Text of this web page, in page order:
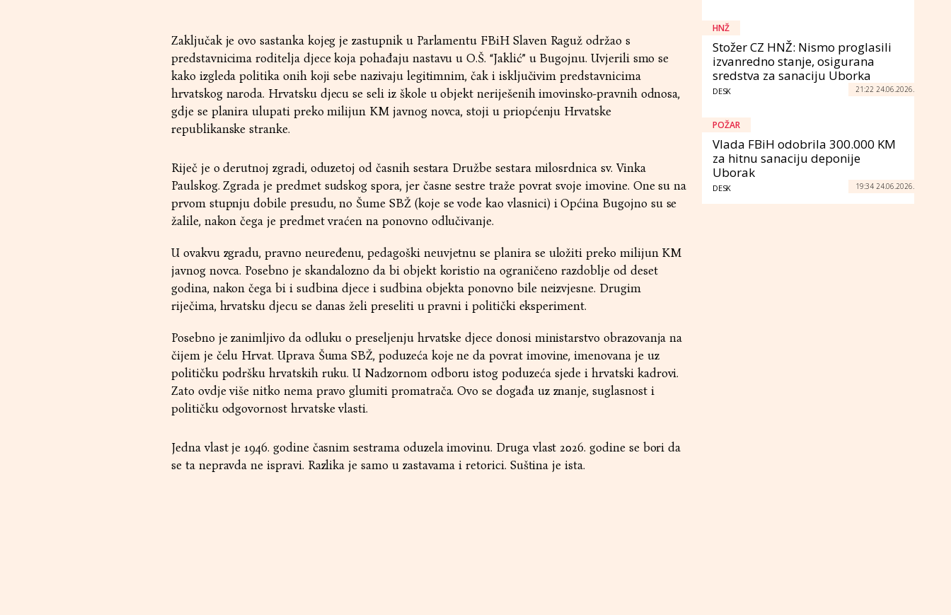
Zaključak je ovo sastanka kojeg je zastupnik u Parlamentu FBiH Slaven Raguž održao s
predstavnicima roditelja djece koja pohađaju nastavu u O.Š. “Jaklić” u Bugojnu. Uvjerili smo se
kako izgleda politika onih koji sebe nazivaju legitimnim, čak i isključivim predstavnicima
hrvatskog naroda. Hrvatsku djecu se seli iz škole u objekt neriješenih imovinsko-pravnih odnosa,
gdje se planira ulupati preko milijun KM javnog novca, stoji u priopćenju Hrvatske
republikanske stranke.
Riječ je o derutnoj zgradi, oduzetoj od časnih sestara Družbe sestara milosrdnica sv. Vinka
Paulskog. Zgrada je predmet sudskog spora, jer časne sestre traže povrat svoje imovine. One su na
prvom stupnju dobile presudu, no Šume SBŽ (koje se vode kao vlasnici) i Općina Bugojno su se
žalile, nakon čega je predmet vraćen na ponovno odlučivanje.
U ovakvu zgradu, pravno neuređenu, pedagoški neuvjetnu se planira se uložiti preko milijun KM
javnog novca. Posebno je skandalozno da bi objekt koristio na ograničeno razdoblje od deset
godina, nakon čega bi i sudbina djece i sudbina objekta ponovno bile neizvjesne. Drugim
riječima, hrvatsku djecu se danas želi preseliti u pravni i politički eksperiment.
Posebno je zanimljivo da odluku o preseljenju hrvatske djece donosi ministarstvo obrazovanja na
čijem je čelu Hrvat. Uprava Šuma SBŽ, poduzeća koje ne da povrat imovine, imenovana je uz
političku podršku hrvatskih ruku. U Nadzornom odboru istog poduzeća sjede i hrvatski kadrovi.
Zato ovdje više nitko nema pravo glumiti promatrača. Ovo se događa uz znanje, suglasnost i
političku odgovornost hrvatske vlasti.
Jedna vlast je 1946. godine časnim sestrama oduzela imovinu. Druga vlast 2026. godine se bori da
se ta nepravda ne ispravi. Razlika je samo u zastavama i retorici. Suština je ista.
HNŽ
Stožer CZ HNŽ: Nismo proglasili
izvanredno stanje, osigurana
sredstva za sanaciju Uborka
DESK 21:22 24.06.2026.
POŽAR
Vlada FBiH odobrila 300.000 KM
za hitnu sanaciju deponije
Uborak
DESK 19:34 24.06.2026.